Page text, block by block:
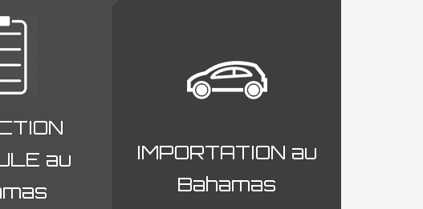
au
IMPORTATION au
Bahamas